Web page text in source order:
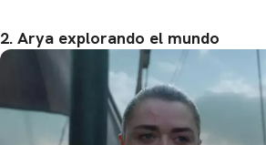
2. Arya explorando el mundo